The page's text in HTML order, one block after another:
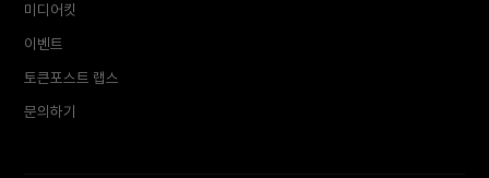
미디어킷
이벤트
토큰포스트 랩스
문의하기